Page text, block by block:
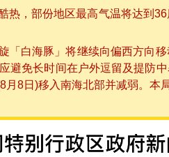
热，部份地区最高气温将达到
「白海豚」将继续向偏西方向
避免长时间在户外逗留及提防
8日)移入南海北部并减弱。